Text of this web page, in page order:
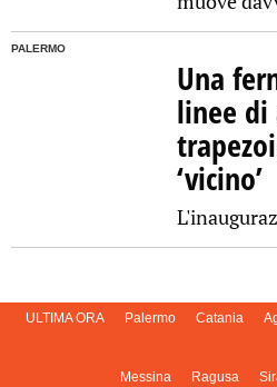
PALERMO
Una
linee
‘vicino’
ULTIMA ORA Palermo Catania
Messina Ragusa